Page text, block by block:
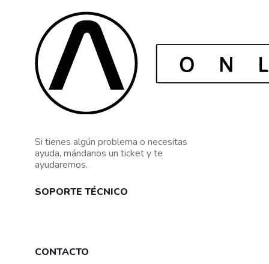
Si tienes algún problema o necesitas
ayuda, mándanos un ticket y te
ayudaremos.
SOPORTE TÉCNICO
CONTACTO